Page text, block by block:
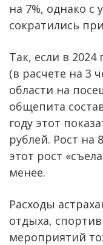
на 7%, однако с
сократились
Так, если в 2024
(в расчете на 3
области на
общепита
году этот
рублей. Рост на
этот рост
менее.
Расходы
отдыха,
мероприятий